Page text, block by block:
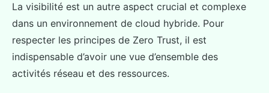
La visibilité est un autre aspect crucial et complexe
dans un environnement de cloud hybride. Pour
respecter les principes de Zero Trust, il est
indispensable d’avoir une vue d’ensemble des
activités réseau et des ressources.